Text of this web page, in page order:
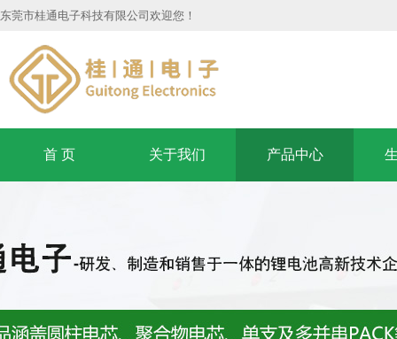
东莞市桂通电子科技有限公司欢迎您！
首 页 关于我们 产品中心